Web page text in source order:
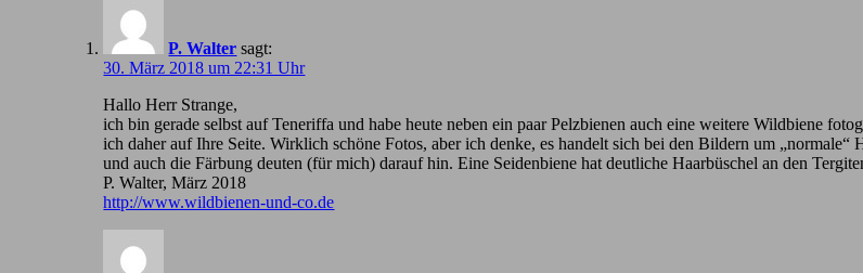
P. Walter sagt:
30. März 2018 um 22:31 Uhr
Hallo Herr Strange,
ich bin gerade selbst auf Teneriffa und habe heute neben ein paar Pelzbienen auch eine weitere Wildbiene
ich daher auf Ihre Seite. Wirklich schöne Fotos, aber ich denke, es handelt sich bei den Bildern um
und auch die Färbung deuten (für mich) darauf hin. Eine Seidenbiene hat deutliche Haarbüschel an den
P. Walter, März 2018
http://www.wildbienen-und-co.de